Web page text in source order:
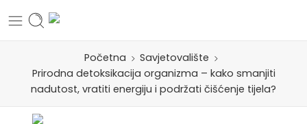
Početna
Savjetovalište
Prirodna detoksikacija organizma – kako smanjiti
nadutost, vratiti energiju i podržati čišćenje tijela?